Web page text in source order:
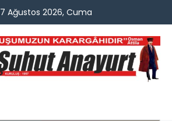
7 Ağustos 2026, Cuma